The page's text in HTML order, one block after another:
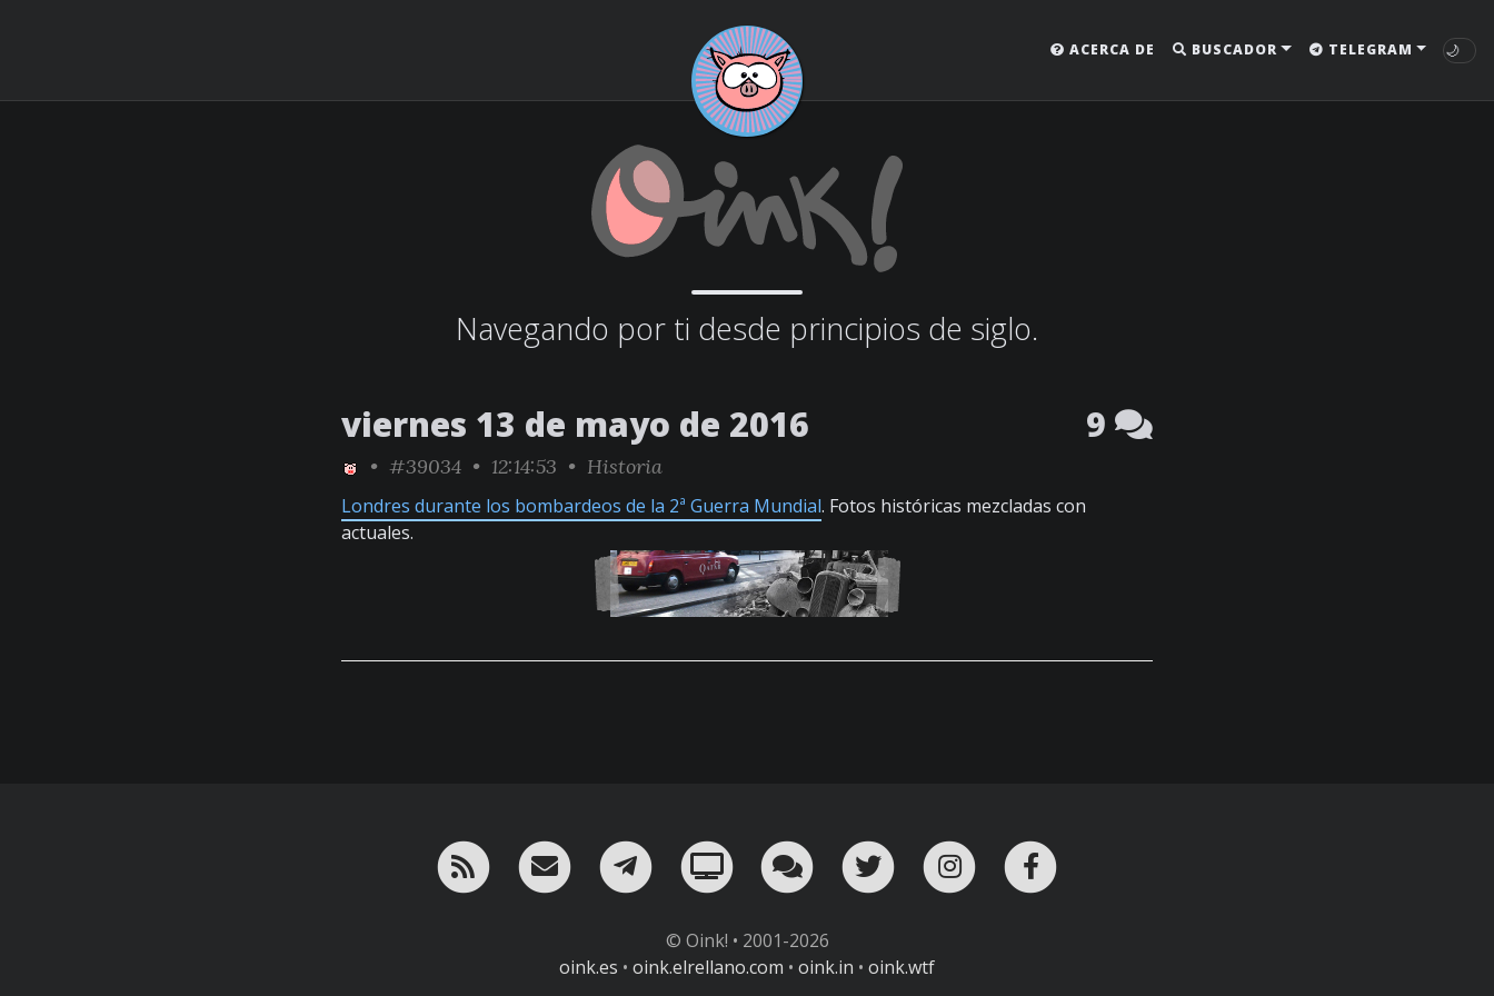
ACERCA DE BUSCADOR TELEGRAM 🌙
Navegando por ti desde principios de siglo.
viernes 13 de mayo de 2016 9
• #39034 • 12:14:53 • Historia
Londres durante los bombardeos de la 2ª Guerra Mundial. Fotos históricas mezcladas con
actuales.
RSS ¡Mándame un email!
¡Nuestro canal en Telegram!
Oink! TV Charla con nosotros en Telegram
Twitter Instagram
© Oink! • 2001-2026
oink.es • oink.elrellano.com • oink.in • oink.wtf